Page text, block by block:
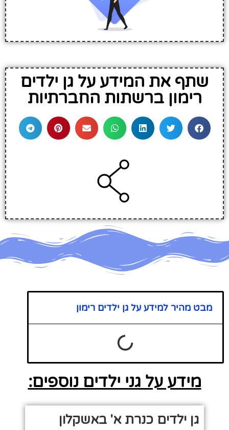
שתף את המידע על גן ילדים
רימון ברשתות החברתיות
מבט מהיר למידע על גן ילדים רימון
מידע על גני ילדים נוספים:
גן ילדים כנרת א' באשקלון